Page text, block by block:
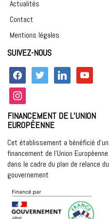
Actualités
Contact
Mentions légales
SUIVEZ-NOUS
facebooktwitter linkedin youtube
instagram
FINANCEMENT DE L’UNION
EUROPÉENNE
Cet établissement a bénéficié d’un
financement de l’Union Européenne
dans le cadre du plan de relance du
gouvernement